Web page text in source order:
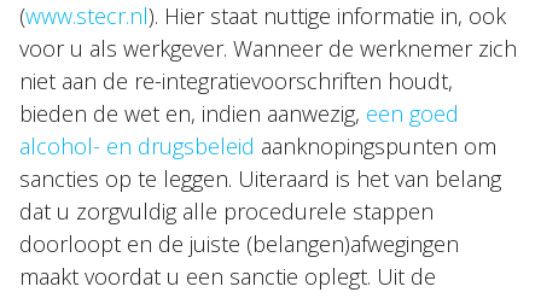
(www.stecr.nl). Hier staat nuttige informatie in, ook
voor u als werkgever. Wanneer de werknemer zich
niet aan de re-integratievoorschriften houdt,
bieden de wet en, indien aanwezig, een goed
alcohol- en drugsbeleid aanknopingspunten om
sancties op te leggen. Uiteraard is het van belang
dat u zorgvuldig alle procedurele stappen
doorloopt en de juiste (belangen)afwegingen
maakt voordat u een sanctie oplegt. Uit de